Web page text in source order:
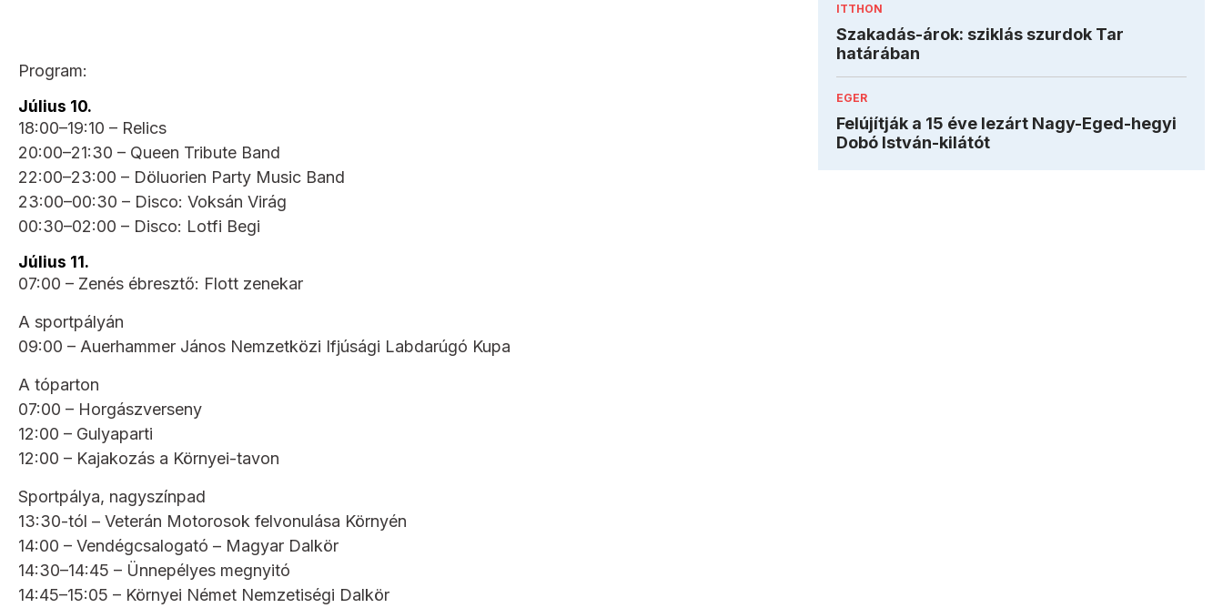
Program:
Július 10.
18:00–19:10 – Relics
20:00–21:30 – Queen Tribute Band
22:00–23:00 – Döluorien Party Music Band
23:00–00:30 – Disco: Voksán Virág
00:30–02:00 – Disco: Lotfi Begi
Július 11.
07:00 – Zenés ébresztő: Flott zenekar
A sportpályán
09:00 – Auerhammer János Nemzetközi Ifjúsági Labdarúgó Kupa
A tóparton
07:00 – Horgászverseny
12:00 – Gulyaparti
12:00 – Kajakozás a Környei-tavon
Sportpálya, nagyszínpad
13:30-tól – Veterán Motorosok felvonulása Környén
14:00 – Vendégcsalogató – Magyar Dalkör
14:30–14:45 – Ünnepélyes megnyitó
14:45–15:05 – Környei Német Nemzetiségi Dalkör
ITTHON
Szakadás-árok: sziklás szurdok Tar
határában
EGER
Felújítják a 15 éve lezárt Nagy-Eged-hegyi
Dobó István-kilátót